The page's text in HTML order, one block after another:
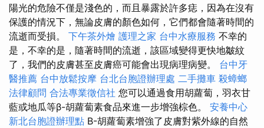
陽光的危險不僅是淺色的，而且暴露於許多痣，因為在沒有
保護的情況下，無論皮膚的顏色如何，它們都會隨著時間的
流逝而受損。 下午茶外燴 護理之家 台中水療服務 不幸的
是，不幸的是，隨著時間的流逝，該區域變得更快地皺紋
了，我們的皮膚甚至皮膚癌可能會出現病理病變。 台中牙
醫推薦 台中放鬆按摩 台北台胞證辦理處 二手攤車 殺蟑螂
法律顧問 合法專業徵信社 您可以通過食用胡蘿蔔，羽衣甘
藍或地瓜等β-胡蘿蔔素食品來進一步增強棕色。 安養中心
新北台胞證辦理點 Β-胡蘿蔔素增強了皮膚對紫外線的自然